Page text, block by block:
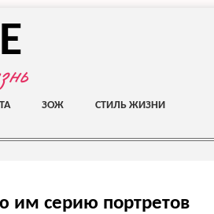
ЗОЖ СТИЛЬ ЖИЗНИ
им серию портретов